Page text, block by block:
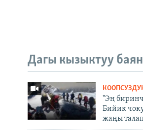
Дагы кызыктуу
"Эң
Бийик
жаңы